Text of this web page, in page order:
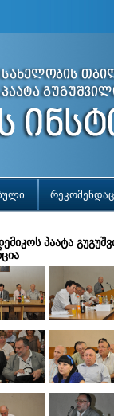
პაატა